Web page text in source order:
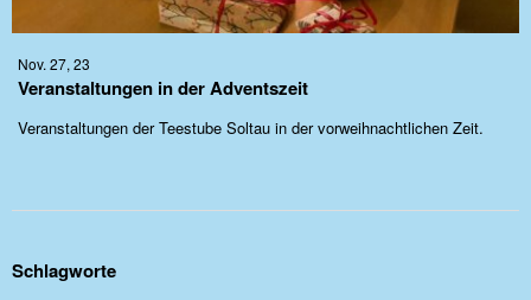
Nov. 27, 23
Veranstaltungen in der Adventszeit
Veranstaltungen der Teestube Soltau in der vorweihnachtlichen Zeit.
Schlagworte